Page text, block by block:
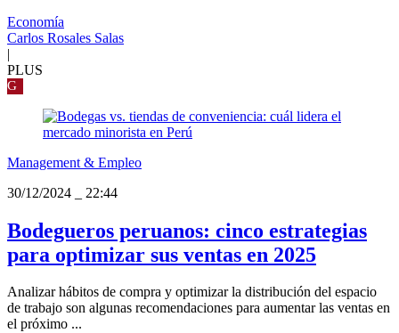
Economía
Carlos Rosales Salas
|
PLUS
G
Management & Empleo
30/12/2024
22:44
Bodegueros peruanos: cinco estrategias
para optimizar sus ventas en 2025
Analizar hábitos de compra y optimizar la distribución del espacio
de trabajo son algunas recomendaciones para aumentar las ventas en
el próximo ...